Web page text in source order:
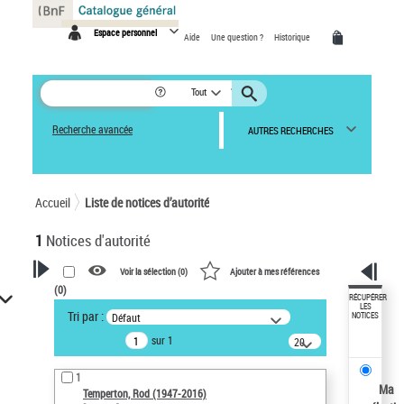
Espace personnel Aide Une question ? Historique
Tout
Recherche avancée AUTRES RECHERCHES
Accueil Liste de notices d’autorité
1 Notices d'autorité
VOTRE RECHERCHE
Recherche avancée dans les
notices d’autorité
Œuvres liées à l'auteur :
Temperton, Rod (1947-2016)
Voir la sélection (0) Ajouter à mes références
(0)
Tri par : Défaut
sur 1
20
résultats/page
1
Temperton, Rod (1947-2016)
RÉCUPÉRER
LES
NOTICES
Ma
Panneau de gestion des cookies